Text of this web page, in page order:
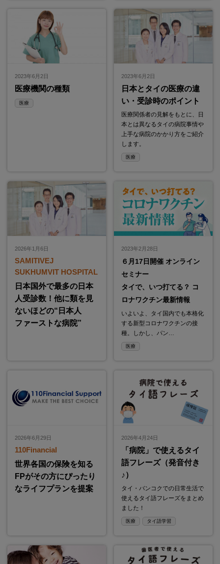
2023年6月2日
医療機関の種類
医療
2023年6月2日
日本とタイの医療の違
い・受診時のポイント
医療関係者の見解をもとに、日
本とは異なるタイの病院事情や
上手な病院のかかり方をご紹介
します。
医療
2026年1月6日
SAMITIVEJ
SUKHUMVIT HOSPITAL
日本国外で最多の日本
人受診数！他に類を見
ないほどの“日本人
ファーストな病院”
2023年2月28日
６月17日開催 オンライン
セミナー
タイで、いつ打てる？ コ
ロナワクチン最新情報
いよいよ、タイ国内でも本格化
する新型コロナワクチンの接
種。しかし、パン…
医療
2026年6月29日
110Financial
世界各国の保険を知る
FPがその方にぴったり
なライフプランを提案
2026年4月24日
「病院」で使えるタイ
語フレーズ（発音付き
♪）
タイ・バンコクでの日常生活で
使えるタイ語フレーズをまとめ
ました！
医療 タイ語学習